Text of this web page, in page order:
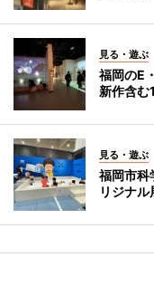
見る・遊ぶ
福岡のE
新作含む
見る・遊ぶ
福岡市
リジナル